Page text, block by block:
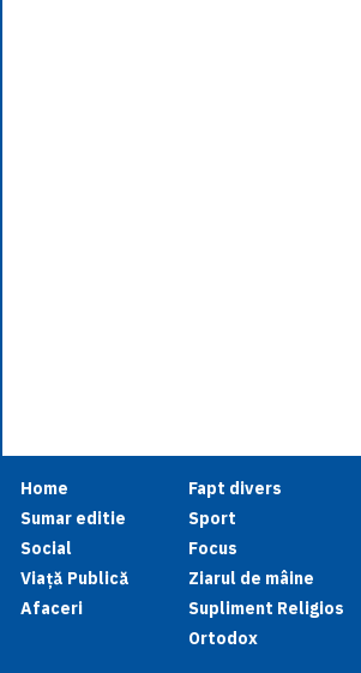
Home
Sumar editie
Social
Viață Publică
Afaceri
Fapt divers
Sport
Focus
Ziarul de mâine
Supliment Religios
Ortodox